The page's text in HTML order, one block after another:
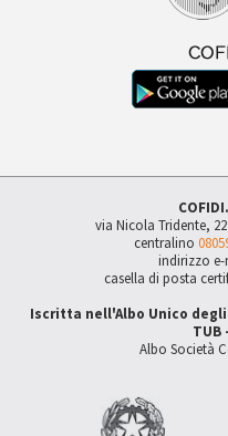
via Nicola Tridente,
centralino
indirizzo e-
casella di posta
Iscritta nell'Albo Unico
TUB
Albo Società